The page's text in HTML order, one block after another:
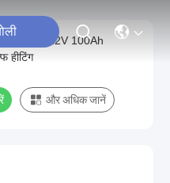
ब्लूटूथ 12V 100Ah
हीटिंग
और अधिक जानें